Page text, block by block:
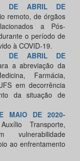
DE ABRIL DE
remoto, de órgãos
a Pós-
o período de
à COVID-19.
DE ABRIL DE
a abreviação da
Farmácia,
em decorrência
da situação de
MAIO DE 2020-
Transporte,
ao enfrentamento